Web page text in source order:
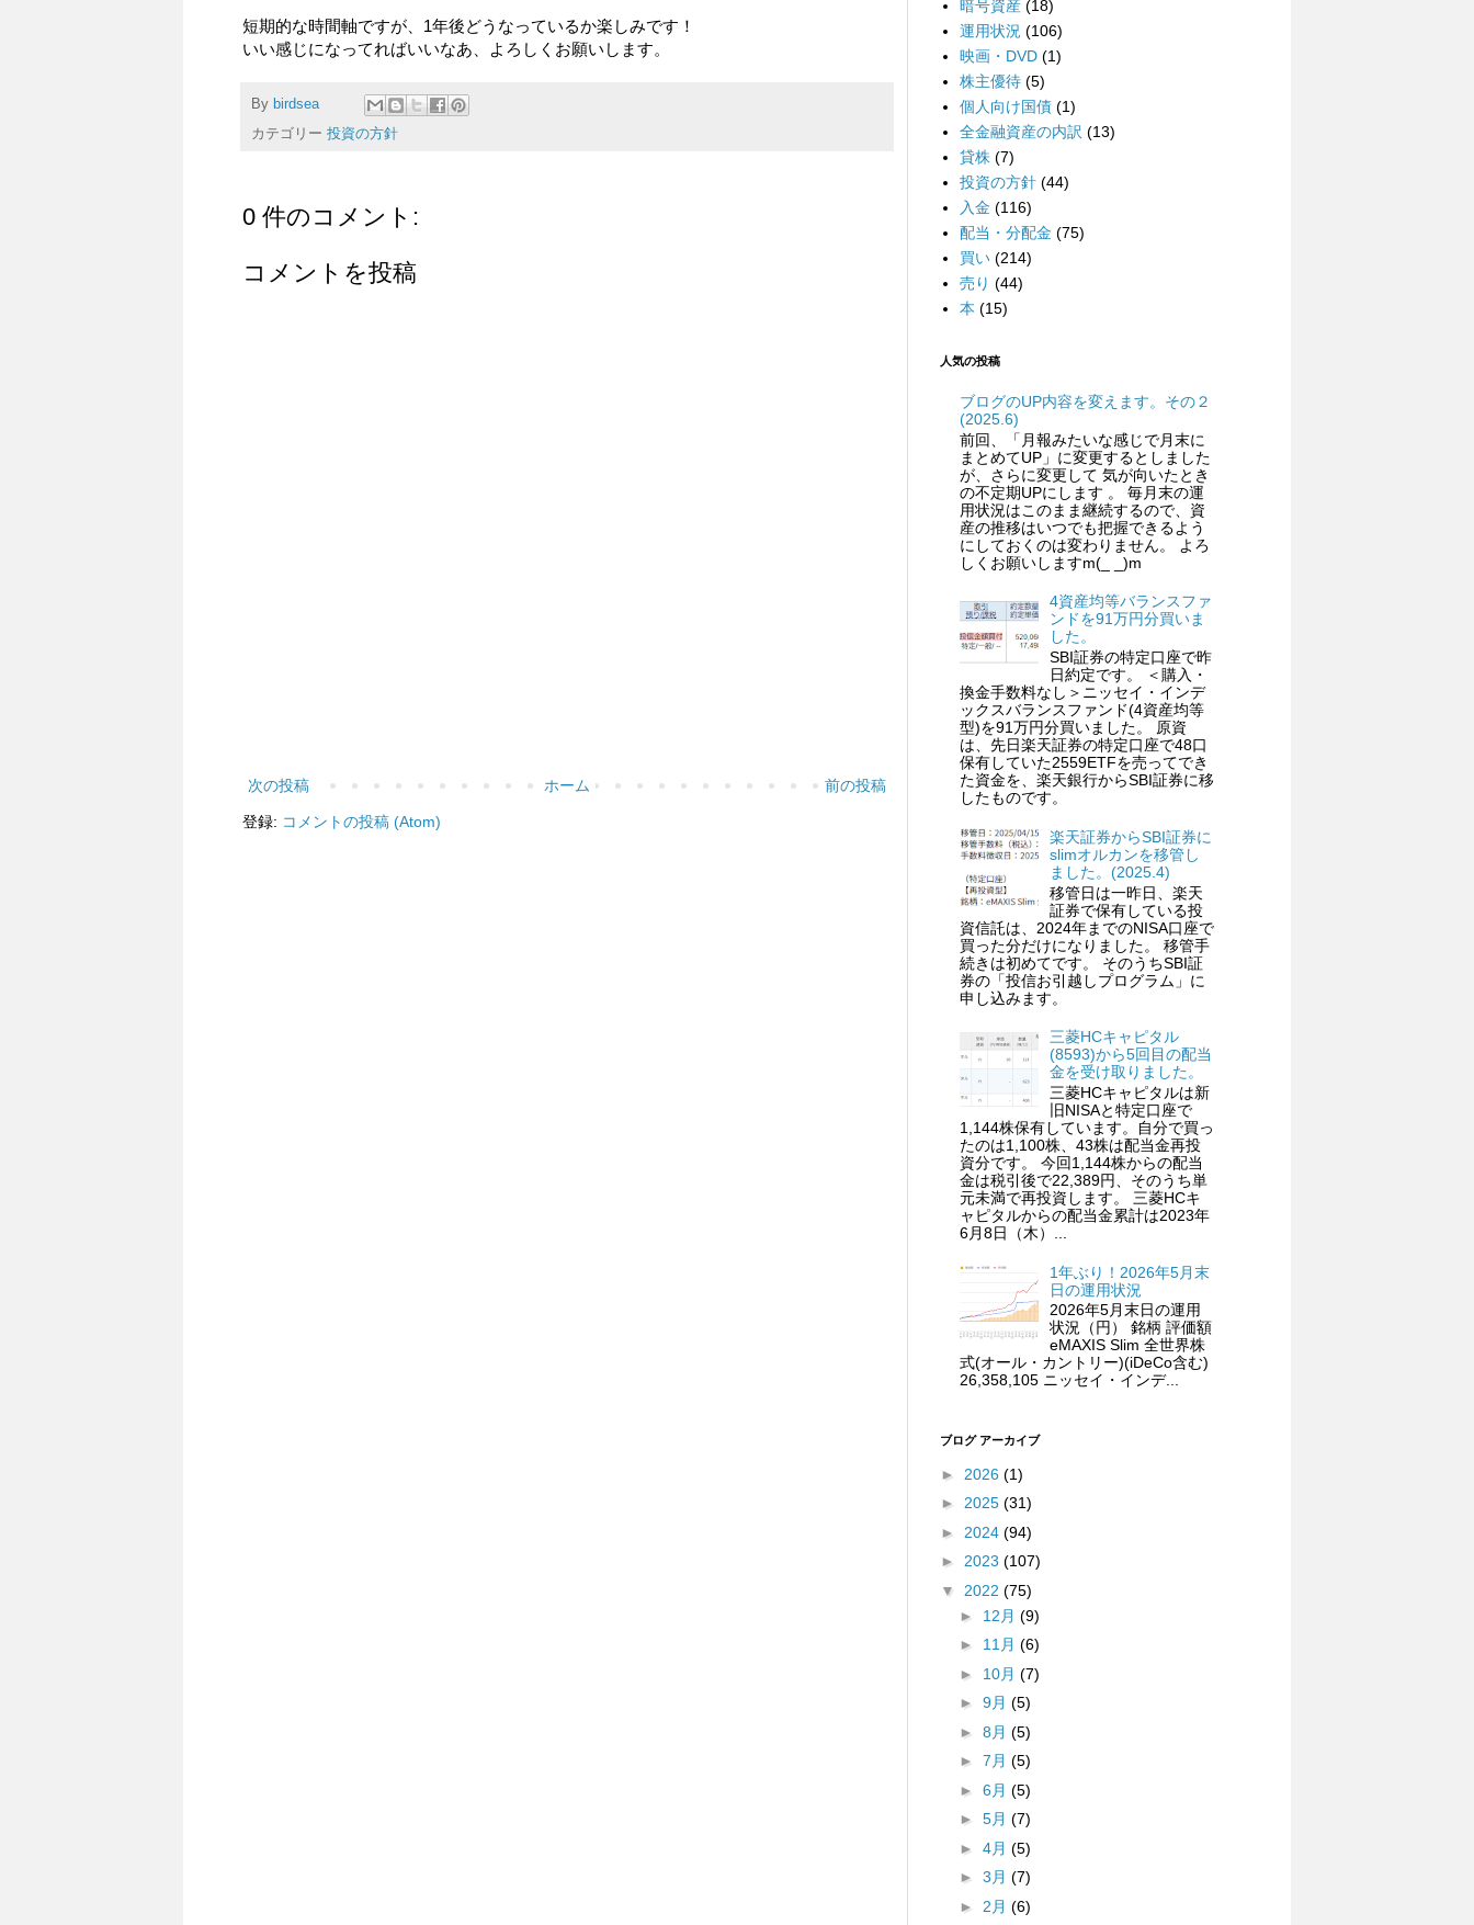
短期的な時間軸ですが、1年後どうなっているか楽しみです！
いい感じになってればいいなあ、よろしくお願いします。
By birdsea
カテゴリー 投資の方針
0 件のコメント:
コメントを投稿
次の投稿 前の投稿
ホーム
登録: コメントの投稿 (Atom)
暗号資産 (18)
運用状況 (106)
映画・DVD (1)
株主優待 (5)
個人向け国債 (1)
全金融資産の内訳 (13)
貸株 (7)
投資の方針 (44)
入金 (116)
配当・分配金 (75)
買い (214)
売り (44)
本 (15)
人気の投稿
ブログのUP内容を変えます。その２
(2025.6)
前回、「月報みたいな感じで月末に
まとめてUP」に変更するとしました
が、さらに変更して 気が向いたとき
の不定期UPにします 。 毎月末の運
用状況はこのまま継続するので、資
産の推移はいつでも把握できるよう
にしておくのは変わりません。 よろ
しくお願いしますm(_ _)m
4資産均等バランスファ
ンドを91万円分買いま
した。
SBI証券の特定口座で昨
日約定です。 ＜購入・
換金手数料なし＞ニッセイ・インデ
ックスバランスファンド(4資産均等
型)を91万円分買いました。 原資
は、先日楽天証券の特定口座で48口
保有していた2559ETFを売ってでき
た資金を、楽天銀行からSBI証券に移
したものです。
楽天証券からSBI証券に
slimオルカンを移管し
ました。(2025.4)
移管日は一昨日、楽天
証券で保有している投
資信託は、2024年までのNISA口座で
買った分だけになりました。 移管手
続きは初めてです。 そのうちSBI証
券の「投信お引越しプログラム」に
申し込みます。
三菱HCキャピタル
(8593)から5回目の配当
金を受け取りました。
三菱HCキャピタルは新
旧NISAと特定口座で
1,144株保有しています。自分で買っ
たのは1,100株、43株は配当金再投
資分です。 今回1,144株からの配当
金は税引後で22,389円、そのうち単
元未満で再投資します。 三菱HCキ
ャピタルからの配当金累計は2023年
6月8日（木）...
1年ぶり！2026年5月末
日の運用状況
2026年5月末日の運用
状況（円） 銘柄 評価額
eMAXIS Slim 全世界株
式(オール・カントリー)(iDeCo含む)
26,358,105 ニッセイ・インデ...
ブログ アーカイブ
► 2026 (1)
► 2025 (31)
► 2024 (94)
► 2023 (107)
▼ 2022 (75)
► 12月 (9)
► 11月 (6)
► 10月 (7)
► 9月 (5)
► 8月 (5)
► 7月 (5)
► 6月 (5)
► 5月 (7)
► 4月 (5)
► 3月 (7)
► 2月 (6)